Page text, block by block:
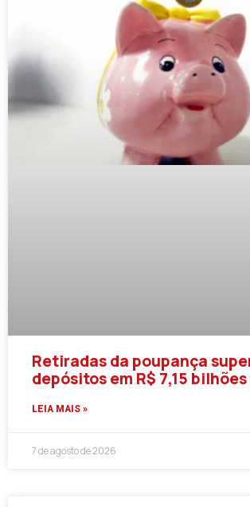
Retiradas da poupança
depósitos em R$ 7,15
LEIA MAIS »
7 de agosto de 2026